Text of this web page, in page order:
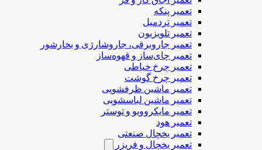
تعمیر پنکه
تعمیر تردمیل
تعمیر تلویزیون
تعمیر جاروبرقی، جاروشارژی و بخارشور
تعمیر چای‌ساز و قهوه‌ساز
تعمیر چرخ خیاطی
تعمیر چرخ گوشت
تعمیر ماشین ظرفشویی
تعمیر ماشین لباسشویی
تعمیر مایکروویو و توستر
تعمیر هود
تعمیر یخچال صنعتی
تعمیر یخچال و فریزر